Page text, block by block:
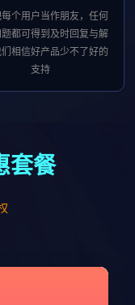
个用户当作朋友，任何
都可得到及时回复与解
相信好产品少不了好的
支持
套餐